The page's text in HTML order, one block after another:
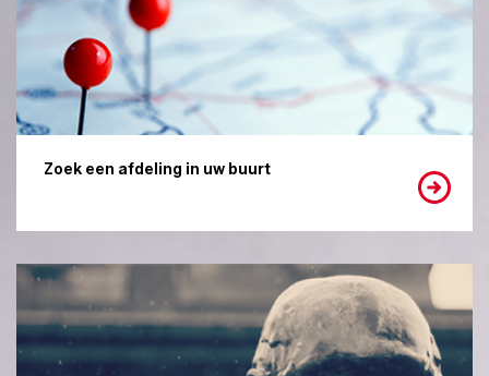
Zoek een afdeling in uw buurt